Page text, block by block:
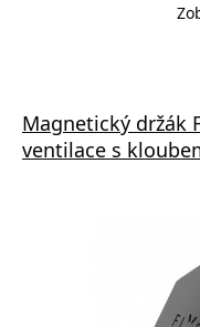
Magnetický držák
ventilace s